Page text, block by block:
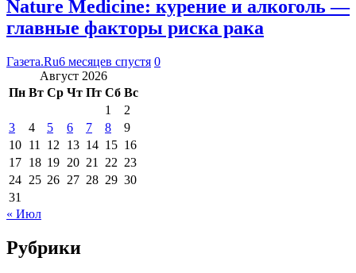
Nature Medicine: курение и алкоголь —
главные факторы риска рака
Газета.Ru6 месяцев спустя 0
Август 2026
Пн Вт Ср Чт Пт Сб Вс
1
2
3
4 5 6 7 8
9
10 11 12 13 14 15 16
17 18 19 20 21 22 23
24 25 26 27 28 29 30
31
« Июл
Рубрики